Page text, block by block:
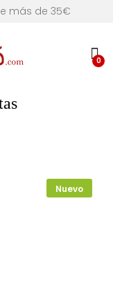
más de 35€
0
Nuevo